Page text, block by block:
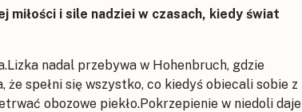
miłości i sile nadziei w czasach, kiedy świat
nadal przebywa w Hohenbruch, gdzie
spełni się wszystko, co kiedyś obiecali sobie z
obozowe piekło.Pokrzepienie w niedoli daje